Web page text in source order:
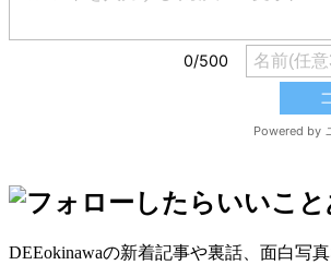
DEEokinawaの新着記事や裏話、面白写